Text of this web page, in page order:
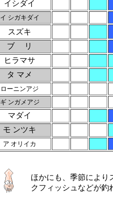
イシダイ
イ シガキダイ
スズキ
ブ リ
ヒラマサ
タ マメ
ローニンアジ
ギ ンガメアジ
マダイ
モ ンツキ
ア オリイカ
ほかにも、季節により
クフィッシュなどが釣